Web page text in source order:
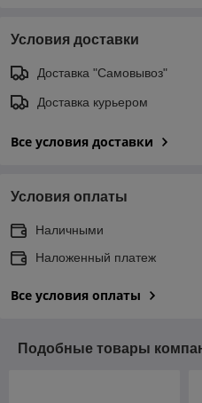
Условия доставки
Доставка "Самовывоз"
Доставка курьером
Все условия доставки
Условия оплаты
Наличными
Наложенный платеж
Все условия оплаты
Подобные товары